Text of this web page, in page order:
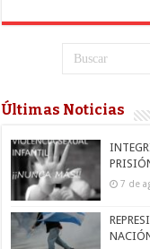
Últimas Noticias
7 de